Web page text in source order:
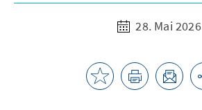
28. Mai 2026